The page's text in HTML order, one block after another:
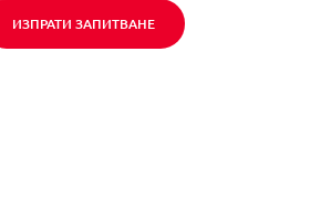
ИЗПРАТИ ЗАПИТВАНЕ